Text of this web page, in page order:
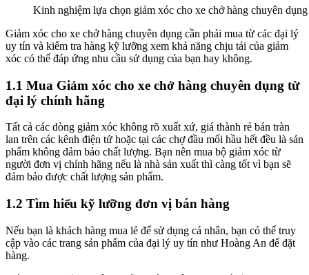
Kinh nghiệm lựa chọn giảm xóc cho xe chở hàng chuyên dụng
Giảm xóc cho xe chở hàng chuyên dụng cần phải mua từ các đại lý
uy tín và kiểm tra hàng kỹ lưỡng xem khả năng chịu tải của giảm
xóc có thể đáp ứng nhu cầu sử dụng của bạn hay không.
1.1 Mua Giảm xóc cho xe chở hàng chuyên dụng từ
đại lý chính hãng
Tất cả các dòng giảm xóc không rõ xuất xứ, giá thành rẻ bán tràn
lan trên các kênh điện tử hoặc tại các chợ đầu mối hầu hết đều là sản
phẩm không đảm bảo chất lượng. Bạn nên mua bộ giảm xóc từ
người đơn vị chính hãng nếu là nhà sản xuất thì càng tốt vì bạn sẽ
đảm bảo được chất lượng sản phẩm.
1.2 Tìm hiểu kỹ lưỡng đơn vị bán hàng
Nếu bạn là khách hàng mua lẻ để sử dụng cá nhân, bạn có thể truy
cập vào các trang sản phẩm của đại lý uy tín như Hoàng An để đặt
hàng.